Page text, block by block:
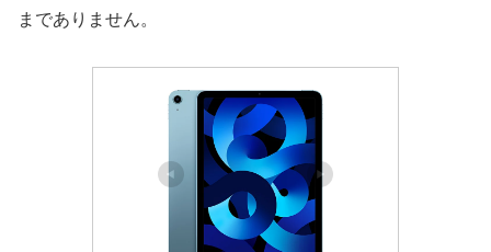
までありません。